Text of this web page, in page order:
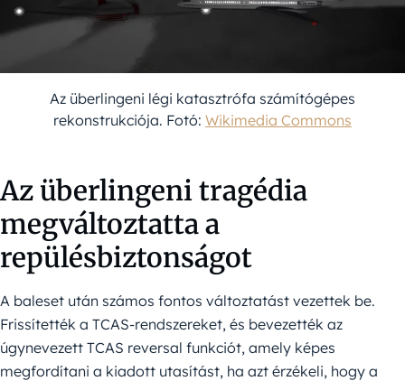
Az überlingeni légi katasztrófa számítógépes
rekonstrukciója. Fotó: Wikimedia Commons
Az überlingeni tragédia
megváltoztatta a
repülésbiztonságot
A baleset után számos fontos változtatást vezettek be.
Frissítették a TCAS-rendszereket, és bevezették az
úgynevezett TCAS reversal funkciót, amely képes
megfordítani a kiadott utasítást, ha azt érzékeli, hogy a